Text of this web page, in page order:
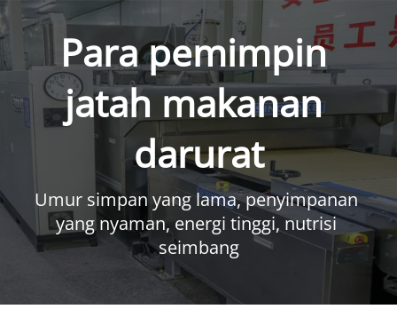
Para pemimpin
jatah makanan
darurat
Umur simpan yang lama, penyimpanan
yang nyaman, energi tinggi, nutrisi
seimbang